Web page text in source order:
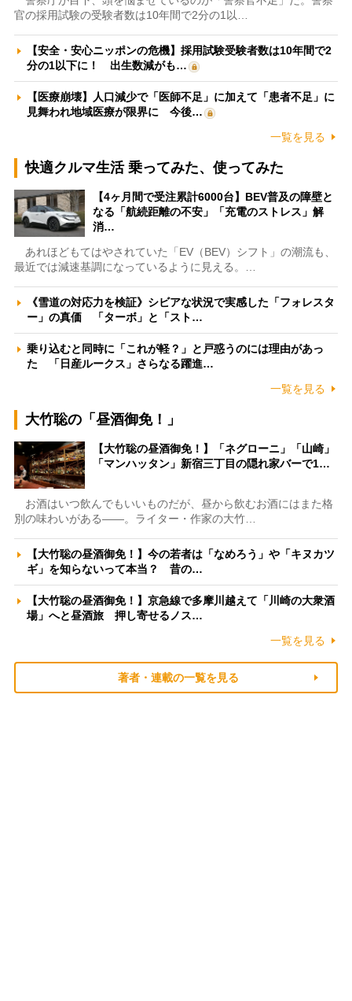
官の採用試験の受験者数は10年間で2分の1以…
【安全・安心ニッポンの危機】採用試験受験者数は10年間で2
分の1以下に！ 出生数減がも…
【医療崩壊】人口減少で「医師不足」に加えて「患者不足」に
見舞われ地域医療が限界に 今後…
一覧を見る
快適クルマ生活 乗ってみた、使ってみた
【4ヶ月間で受注累計6000台】BEV普及の障壁と
なる「航続距離の不安」「充電のストレス」解
消…
あれほどもてはやされていた「EV（BEV）シフト」の潮流も、
最近では減速基調になっているように見える。…
《雪道の対応力を検証》シビアな状況で実感した「フォレスタ
ー」の真価 「ターボ」と「スト…
乗り込むと同時に「これが軽？」と戸惑うのには理由があっ
た 「日産ルークス」さらなる躍進…
一覧を見る
大竹聡の「昼酒御免！」
【大竹聡の昼酒御免！】「ネグローニ」「山崎」
「マンハッタン」新宿三丁目の隠れ家バーで1…
お酒はいつ飲んでもいいものだが、昼から飲むお酒にはまた格
別の味わいがある――。ライター・作家の大竹…
【大竹聡の昼酒御免！】今の若者は「なめろう」や「キヌカツ
ギ」を知らないって本当？ 昔の…
【大竹聡の昼酒御免！】京急線で多摩川越えて「川崎の大衆酒
場」へと昼酒旅 押し寄せるノス…
一覧を見る
著者・連載の一覧を見る